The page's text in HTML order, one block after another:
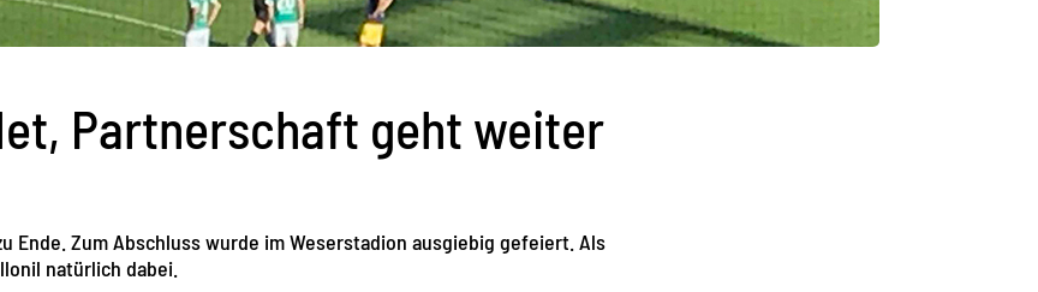
Partnerschaft geht weiter
Ende. Zum Abschluss wurde im Weserstadion ausgiebig gefeiert. Als
natürlich dabei.